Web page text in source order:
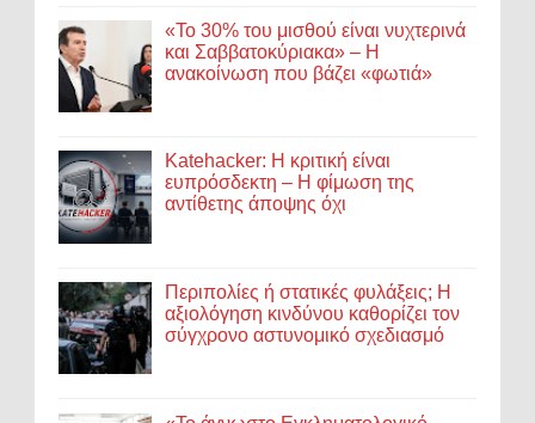
«Το 30% του μισθού είναι νυχτερινά
και Σαββατοκύριακα» – Η
ανακοίνωση που βάζει «φωτιά»
Katehacker: Η κριτική είναι
ευπρόσδεκτη – Η φίμωση της
αντίθετης άποψης όχι
Περιπολίες ή στατικές φυλάξεις; Η
αξιολόγηση κινδύνου καθορίζει τον
σύγχρονο αστυνομικό σχεδιασμό